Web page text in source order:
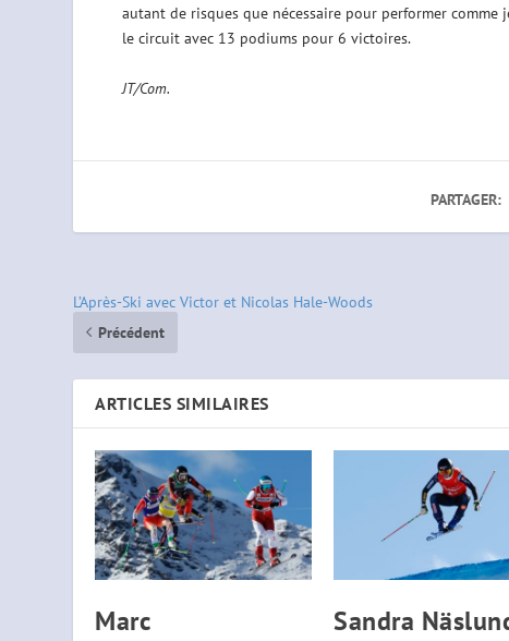
autant de risques que nécessaire pour performer
le circuit avec 13 podiums pour 6 victoires.
JT/Com.
PARTAGER:
L’Après-Ski avec Victor et Nicolas Hale-Woods
Précédent
ARTICLES SIMILAIRES
Marc
Sandra